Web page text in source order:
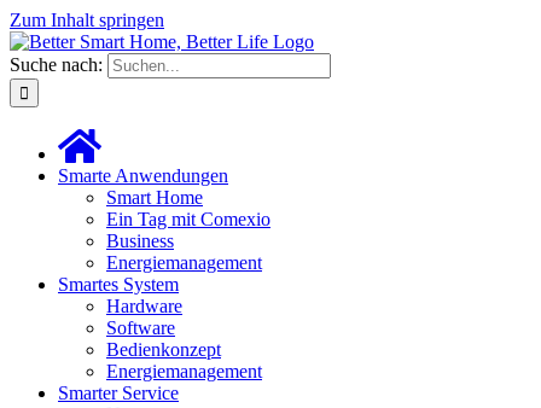
Zum Inhalt springen
Suche nach:
Smarte Anwendungen
Smart Home
Ein Tag mit Comexio
Business
Energiemanagement
Smartes System
Hardware
Software
Bedienkonzept
Energiemanagement
Smarter Service